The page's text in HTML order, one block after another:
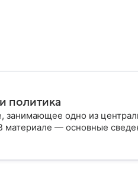
политика
одно из
— основные